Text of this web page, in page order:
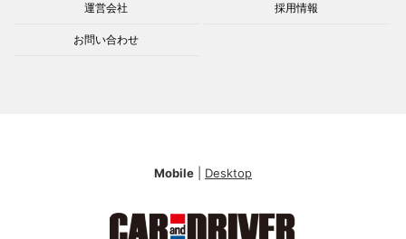
運営会社 採用情報
お問い合わせ
Mobile Desktop